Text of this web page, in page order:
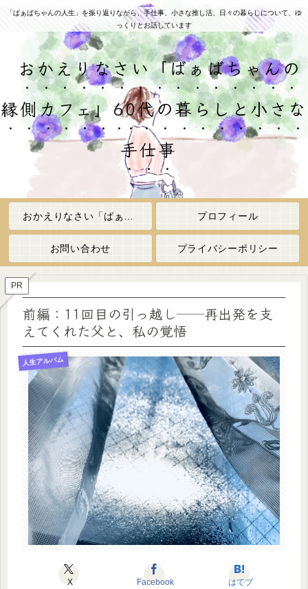
「ばぁばちゃんの人生」を振り返りながら、手仕事、小さな推し活、日々の暮らしについて、ゆ
っくりとお話しています
おかえりなさい「ばぁばちゃんの
縁側カフェ」60代の暮らしと小さな
手仕事
プロフィール
お問い合わせ プライバシーポリシー
PR
前編：11回目の引っ越し──再出発を支
えてくれた父と、私の覚悟
人生アルバム
X Facebook はてブ